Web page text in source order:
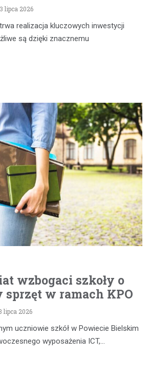
lipca 2026
realizacja kluczowych inwestycji
są dzięki znacznemu
wzbogaci szkoły o
sprzęt w ramach KPO
lipca 2026
uczniowie szkół w Powiecie Bielskim
wyposażenia ICT,…